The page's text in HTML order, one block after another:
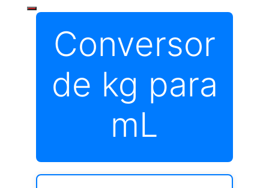
Conversor
de kg para
mL